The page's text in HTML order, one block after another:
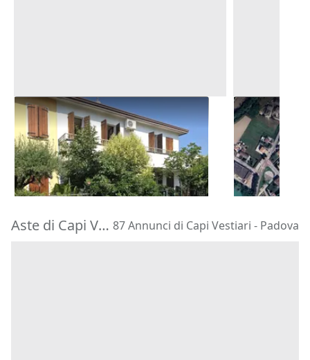
Asta Abitazione cielo terra con
cortile e cantina
Montegrotto Terme (Padova)
195.000 €
20/10/2026
Asta
12.973 mq
Vigodarzere
79.488 €
15/09/2026
Aste di Capi Vestiari Padova 87 Annunci di Capi Vestiari - Padova